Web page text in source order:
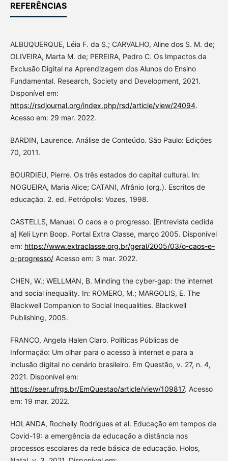
REFERÊNCIAS
ALBUQUERQUE, Léia F. da S.; CARVALHO, Aline dos S. M. de;
OLIVEIRA, Marta M. de; PEREIRA, Pedro C. Os Impactos da
Exclusão Digital na Aprendizagem dos Alunos do Ensino
Fundamental. Research, Society and Development, 2021.
Disponível em:
https://rsdjournal.org/index.php/rsd/article/view/24094.
Acesso em: 29 mar. 2022.
BARDIN, Laurence. Análise de Conteúdo. São Paulo: Edições
70, 2011.
BOURDIEU, Pierre. Os três estados do capital cultural. In:
NOGUEIRA, Maria Alice; CATANI, Afrânio (org.). Escritos de
educação. 2. ed. Petrópolis: Vozes, 1998.
CASTELLS, Manuel. O caos e o progresso. [Entrevista cedida
a] Keli Lynn Boop. Portal Extra Classe, março 2005. Disponível
em: https://www.extraclasse.org.br/geral/2005/03/o-caos-e-
o-progresso/Acesso em: 3 mar. 2022.
CHEN, W.; WELLMAN, B. Minding the cyber-gap: the internet
and social inequality. In: ROMERO, M.; MARGOLIS, E. The
Blackwell Companion to Social Inequalities. Blackwell
Publishing, 2005.
FRANCO, Angela Halen Claro. Políticas Públicas de
Informação: Um olhar para o acesso à internet e para a
inclusão digital no cenário brasileiro. Em Questão, v. 27, n. 4,
2021. Disponível em:
https://seer.ufrgs.br/EmQuestao/article/view/109817. Acesso
em: 19 mar. 2022.
HOLANDA, Rochelly Rodrigues et al. Educação em tempos de
Covid-19: a emergência da educação a distância nos
processos escolares da rede básica de educação. Holos,